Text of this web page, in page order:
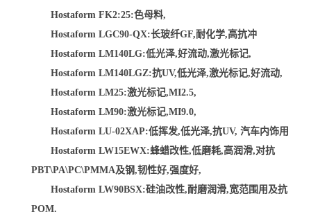
Hostaform FK2:25:色母料,
Hostaform LGC90-QX:长玻纤GF,耐化学,高抗冲
Hostaform LM140LG:低光泽,好流动,激光标记,
Hostaform LM140LGZ:抗UV,低光泽,激光标记,好流动,
Hostaform LM25:激光标记,MI2.5,
Hostaform LM90:激光标记,MI9.0,
Hostaform LU-02XAP:低挥发,低光泽,抗UV, 汽车内饰用
Hostaform LW15EWX:蜂蜡改性,低磨耗,高润滑,对抗
PBT\PA\PC\PMMA及钢,韧性好,强度好,
Hostaform LW90BSX:硅油改性,耐磨润滑,宽范围用及抗
POM.